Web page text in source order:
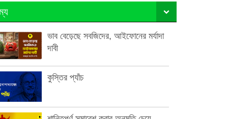
ভাব বেড়েছে সবজিদের, আইফোনের মর্যাদা
দাবী
কুস্তির প্যাঁচ